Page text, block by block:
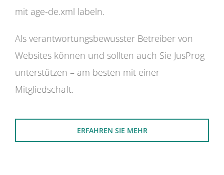
mit age-de.xml labeln.
Als verantwortungsbewusster Betreiber von
Websites können und sollten auch Sie JusProg
unterstützen – am besten mit einer
Mitgliedschaft.
ERFAHREN SIE MEHR